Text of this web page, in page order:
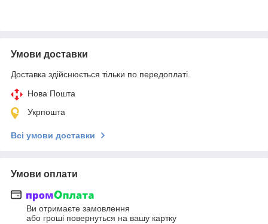
Умови доставки
Доставка здійснюється тільки по передоплаті.
Нова Пошта
Укрпошта
Всі умови доставки
Умови оплати
Ви отримаєте замовлення
або гроші повернуться на вашу картку